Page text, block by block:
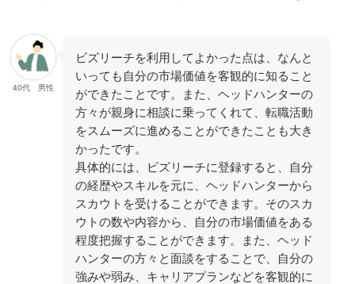
40代 男性
ビズリーチを利用してよかった点は、なんと
いっても自分の市場価値を客観的に知ること
ができたことです。また、ヘッドハンターの
方々が親身に相談に乗ってくれて、転職活動
をスムーズに進めることができたことも大き
かったです。
具体的には、ビズリーチに登録すると、自分
の経歴やスキルを元に、ヘッドハンターから
スカウトを受けることができます。そのスカ
ウトの数や内容から、自分の市場価値をある
程度把握することができます。また、ヘッド
ハンターの方々と面談をすることで、自分の
強みや弱み、キャリアプランなどを客観的に